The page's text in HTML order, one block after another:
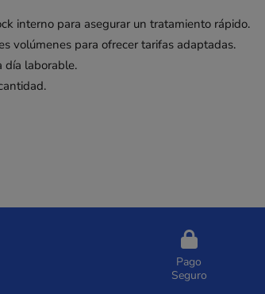
interno para asegurar un tratamiento rápido.
volúmenes para ofrecer tarifas adaptadas.
día laborable.
Pago
Seguro